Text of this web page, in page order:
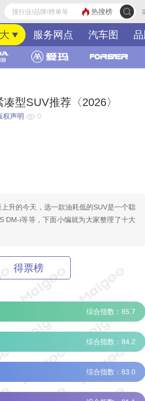
热搜榜
服务网点 汽车图
型SUV推荐〈2026〉
权声明 0
升的今天，选一款油耗低的SUV是一个聪
DM-i等等，下面小编就为大家整理了十大
得票榜
综合指数：85.7
综合指数：84.2
综合指数：83.0